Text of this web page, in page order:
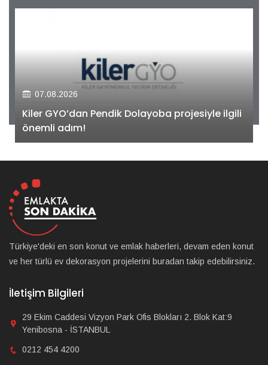
07.08.2026
Kiler GYO’dan Pendik Dolayoba projesiyle ilgili
önemli adım!
Türkiye'deki en son konut ve emlak haberleri, devam eden konut
ve her türlü ev dekorasyon projelerini buradan takip edebilirsiniz.
İletişim Bilgileri
29 Ekim Caddesi Vizyon Park Ofis Blokları 2. Blok Kat:9
Yenibosna - İSTANBUL
0212 454 4200